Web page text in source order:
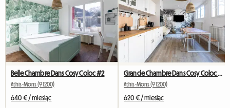
Belle Chambre Dans Cosy Coloc #2
Athis-Mons (91200)
640 € / miesiąc
Athis-Mons (91200)
620 € / miesiąc